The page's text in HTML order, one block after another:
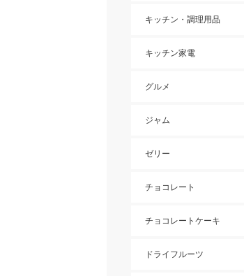
キッチン・調理用品
キッチン家電
グルメ
ジャム
ゼリー
チョコレート
チョコレートケーキ
ドライフルーツ